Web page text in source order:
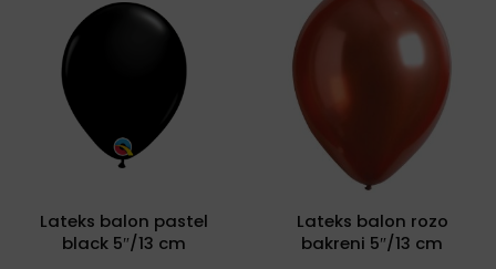
Lateks balon pastel
black 5″/13 cm
Lateks balon rozo
bakreni 5″/13 cm